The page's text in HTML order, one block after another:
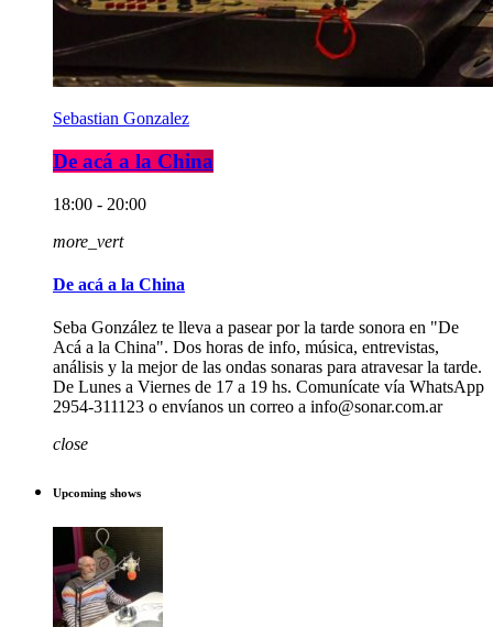
Sebastian Gonzalez
De acá a la China
18:00 - 20:00
more_vert
De acá a la China
Seba González te lleva a pasear por la tarde sonora en "De
Acá a la China". Dos horas de info, música, entrevistas,
análisis y la mejor de las ondas sonaras para atravesar la tarde.
De Lunes a Viernes de 17 a 19 hs. Comunícate vía WhatsApp
2954-311123 o envíanos un correo a info@sonar.com.ar
close
Upcoming shows